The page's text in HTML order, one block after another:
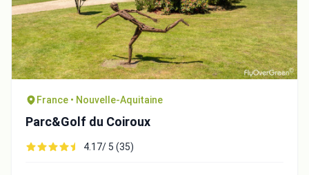
France • Nouvelle-Aquitaine
Parc&Golf du Coiroux
4.17/ 5 (35)